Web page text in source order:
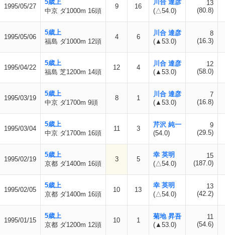
1995/05/27
5歳上
中京 ダ1000m 16頭
9 16
川合 達彦
(△54.0)
13
(80.8)
1995/05/06
5歳上
福島 ダ1000m 12頭
4 6
川合 達彦
(▲53.0)
8
(16.3)
1995/04/22
5歳上
福島 芝1200m 14頭
12 4
川合 達彦
(▲53.0)
12
(58.0)
1995/03/19
5歳上
中京 ダ1700m 9頭
8 1
川合 達彦
(▲53.0)
7
(16.8)
1995/03/04
5歳上
中京 ダ1700m 16頭
11 3
芹沢 純一
(54.0)
9
(29.5)
1995/02/19
5歳上
京都 ダ1400m 16頭
3 5
幸 英明
(△54.0)
15
(187.0)
1995/02/05
5歳上
京都 ダ1400m 16頭
10 13
幸 英明
(△54.0)
13
(42.2)
1995/01/15
5歳上
京都 ダ1200m 12頭
10 1
菊地 昇吾
(▲53.0)
11
(54.6)